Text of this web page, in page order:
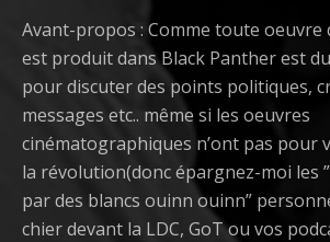
Avant-propos : Comme toute oeuvre
est produit dans Black Panther est
pour discuter des points politiques,
messages etc.. même si les oeuvres
cinématographiques n’ont pas pour
la révolution(donc épargnez-moi les
par des blancs ouinn ouinn”
chier devant la LDC, GoT ou vos